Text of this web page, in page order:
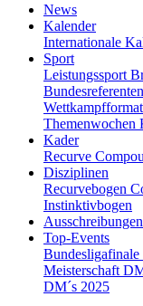
News
Kalender
Internationale
Sport
Leistungssport
Bundesreferenten
Themenwochen
Kader
Recurve
Disziplinen
Recurvebogen
Instinktivbogen
Top-Events
Bundesligafinale
Meisterschaft
DM´s 2025